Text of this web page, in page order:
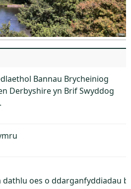
Bannau Brycheiniog
Derbyshire yn Brif Swyddog
dathlu oes o ddarganfyddiadau